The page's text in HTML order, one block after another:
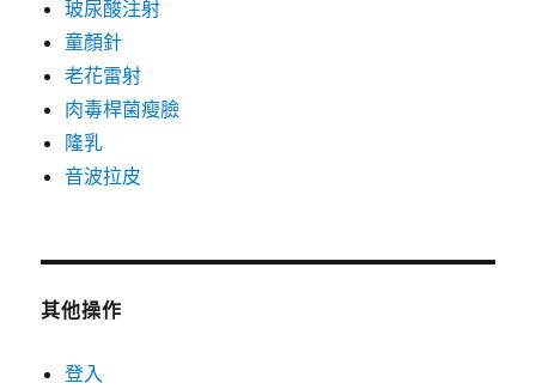
玻尿酸注射
童顏針
老花雷射
肉毒桿菌瘦臉
隆乳
音波拉皮
其他操作
登入